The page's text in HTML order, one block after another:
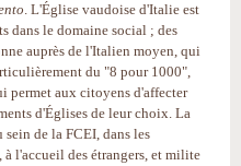
. L'Église vaudoise d'Italie est
dans le domaine social ; des
auprès de l'Italien moyen, qui
du "8 pour 1000",
permet aux citoyens d'affecter
d'Églises de leur choix. La
sein de la FCEI, dans les
l'accueil des étrangers, et milite